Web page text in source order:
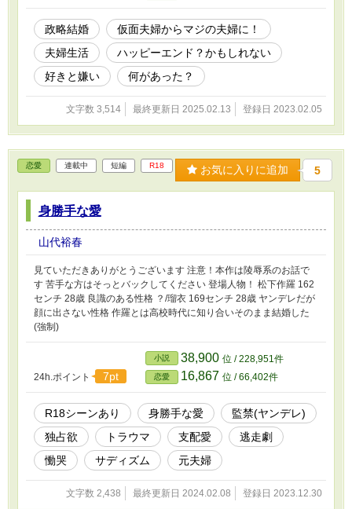
政略結婚
仮面夫婦からマジの夫婦に！
夫婦生活
ハッピーエンド？かもしれない
好きと嫌い
何があった？
文字数 3,514 最終更新日 2025.02.13 登録日 2023.02.05
恋愛 連載中 短編 R18 お気に入りに追加 5
身勝手な愛
山代裕春
見ていただきありがとうございます 注意！本作は陵辱系のお話で
す 苦手な方はそっとバックしてください 登場人物！ 松下作羅 162
センチ 28歳 良識のある性格 ？/瑠衣 169センチ 28歳 ヤンデレだが
顔に出さない性格 作羅とは高校時代に知り合いそのまま結婚した
(強制)
24h.ポイント 7pt
小説 38,900 位 / 228,951件
恋愛 16,867 位 / 66,402件
R18シーンあり 身勝手な愛
監禁(ヤンデレ)
独占欲
トラウマ 支配愛
逃走劇
慟哭
サディズム 元夫婦
文字数 2,438 最終更新日 2024.02.08 登録日 2023.12.30